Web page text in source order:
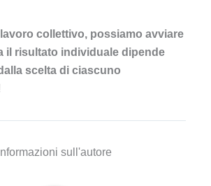
lavoro collettivo, possiamo avviare
il risultato individuale dipende
scelta di ciascuno
Informazioni sull'autore